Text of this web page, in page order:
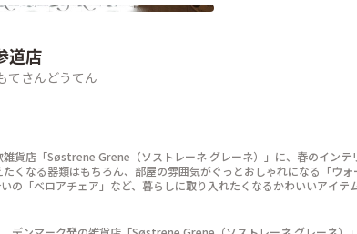
道店
てさんどうてん
貨店「Søstrene Grene（ソストレーネ グレーネ）」に、春のインテ
「ベロアチェア」など、暮らしに取り入れたくなるかわいいアイテムがい